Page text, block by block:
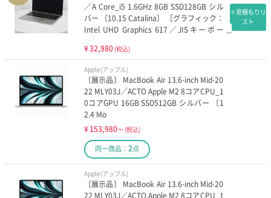
／A Core_i5 1.6GHz 8GB SSD128GB シル
バー 〔10.15 Catalina〕 ［グラフィック：
Intel UHD Graphics 617／JISキーボー
¥32,980 (税込)
＋見積もりリ
スト
Apple(アップル)
〔展示品〕 MacBook Air 13.6-inch Mid-20
22 MLY03J／ACTO Apple M2 8コアCPU_1
0コアGPU 16GB SSD512GB シルバー 〔1
2.4 Mo
¥153,980～ (税込)
同一商品： 2点
Apple(アップル)
〔展示品〕 MacBook Air 13.6-inch Mid-20
22 MLY03J／ACTO Apple M2 8コアCPU_1